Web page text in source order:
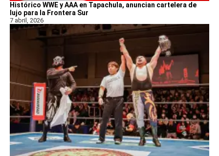
Histórico WWE y AAA en Tapachula, anuncian cartelera de
lujo para la Frontera Sur
7 abril, 2026